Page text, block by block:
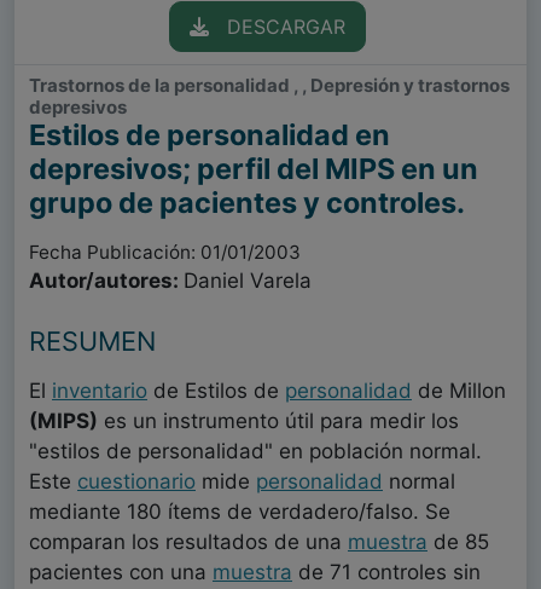
DESCARGAR
Trastornos de la personalidad , , Depresión y trastornos
depresivos
Estilos de personalidad en
depresivos; perfil del MIPS en un
grupo de pacientes y controles.
Fecha Publicación: 01/01/2003
Autor/autores: Daniel Varela
RESUMEN
El inventario de Estilos de personalidad de Millon
(MIPS) es un instrumento útil para medir los
"estilos de personalidad" en población normal.
Este cuestionario mide personalidad normal
mediante 180 ítems de verdadero/falso. Se
comparan los resultados de una muestra de 85
pacientes con una muestra de 71 controles sin